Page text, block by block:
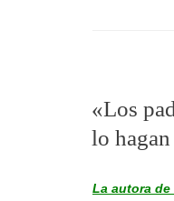
«Los
lo
La autora